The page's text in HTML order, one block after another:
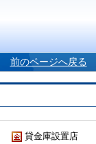
前のページへ戻る
貸金庫設置店